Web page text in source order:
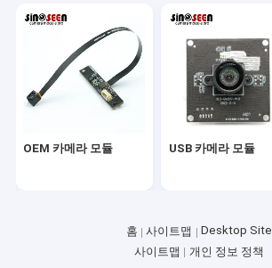
카메라 모듈 렌즈
라즈베리 파이 카메라 모듈
OEM 카메라 모듈 USB 카메라 모듈
홈 사이트맵
Desktop Site
사이트맵
개인 정보 정책